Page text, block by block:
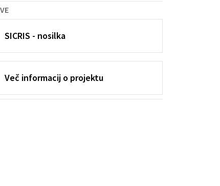
SICRIS - nosilka
Več informacij o projektu